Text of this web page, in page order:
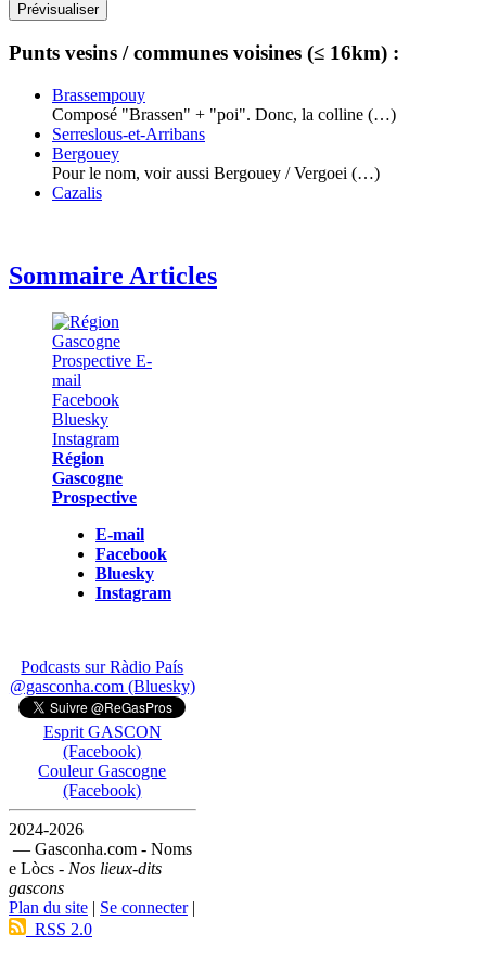
Punts vesins / communes voisines (≤ 16km) :
Brassempouy
Composé "Brassen" + "poi". Donc, la colline (…)
Serreslous-et-Arribans
Bergouey
Pour le nom, voir aussi Bergouey / Vergoei (…)
Cazalis
Sommaire Articles
Région
Gascogne
Prospective
E-mail
Facebook
Bluesky
Instagram
Podcasts sur Ràdio País
@gasconha.com (Bluesky)
Esprit GASCON
(Facebook)
Couleur Gascogne
(Facebook)
2024-2026
— Gasconha.com - Noms
e Lòcs - Nos lieux-dits
gascons
Plan du site | Se connecter|
RSS 2.0